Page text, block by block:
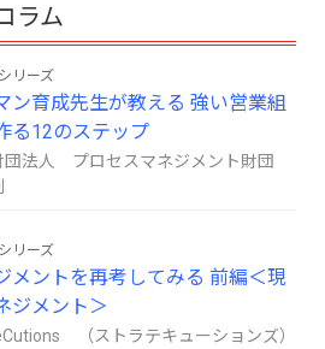
ラム
リーズ
ン育成先生が教える 強い営業組
る12のステップ
団法人 プロセスマネジメント財団
リーズ
メントを再考してみる 前編＜現
ジメント＞
（ストラテキューションズ）